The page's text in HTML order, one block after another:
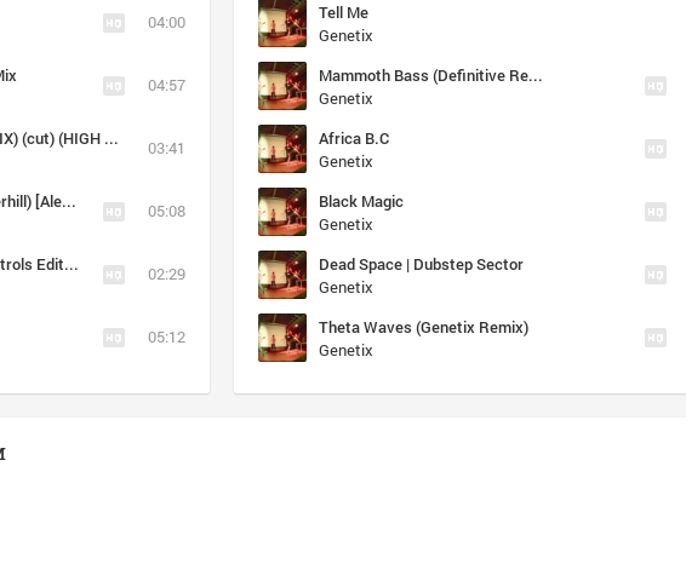
04:00
04:57
Prepare to die (DEADPOOL REMIX) (cut) (HIGH VOLUME+)
03:41
Nothing to Say (feat. Emily Underhill) [Alex S. Remix]
05:08
Ice Cream Anthem VIP (Vibe Controls Edit) [M/S] - multisa
02:29
05:12
Tell Me
Genetix
Mammoth Bass (Definitive Remix)
Genetix
Africa B.C
Genetix
Black Magic
Genetix
Dead Space | Dubstep Sector
Genetix
Theta Waves (Genetix Remix)
Genetix